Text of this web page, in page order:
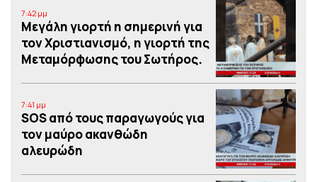
7:42 μμ
Μεγάλη γιορτή η σημερινή για
τον Χριστιανισμό, η γιορτή της
Μεταμόρφωσης του Σωτήρος.
7:41 μμ
SOS από τους παραγωγούς για
τον μαύρο ακανθώδη
αλευρώδη